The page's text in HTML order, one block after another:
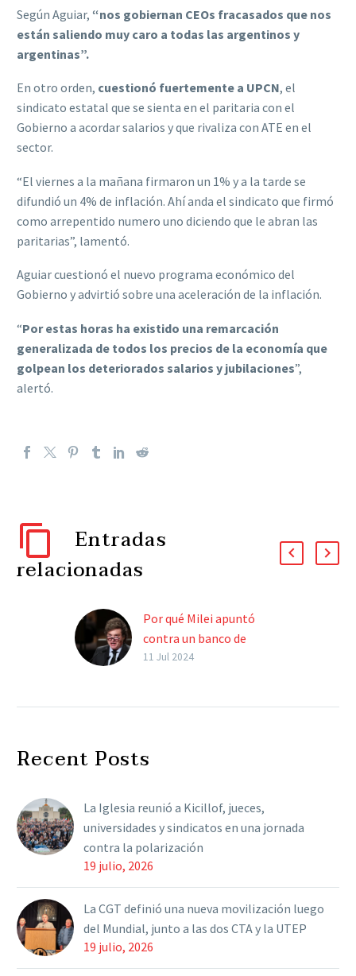
Según Aguiar, “nos gobiernan CEOs fracasados que nos
están saliendo muy caro a todas las argentinos y
argentinas”.
En otro orden, cuestionó fuertemente a UPCN, el
sindicato estatal que se sienta en el paritaria con el
Gobierno a acordar salarios y que rivaliza con ATE en el
sector.
“El viernes a la mañana firmaron un 1% y a la tarde se
difundió un 4% de inflación. Ahí anda el sindicato que firmó
como arrepentido numero uno diciendo que le abran las
paritarias”, lamentó.
Aguiar cuestionó el nuevo programa económico del
Gobierno y advirtió sobre una aceleración de la inflación.
“Por estas horas ha existido una remarcación
generalizada de todos los precios de la economía que
golpean los deteriorados salarios y jubilaciones”,
alertó.
Entradas
relacionadas
Por qué Milei apuntó
contra un banco de
“intento golpista”
170 aniversario…
11 Jul 2024
Recent Posts
La Iglesia reunió a Kicillof, jueces,
universidades y sindicatos en una jornada
contra la polarización
19 julio, 2026
La CGT definió una nueva movilización luego
del Mundial, junto a las dos CTA y la UTEP
19 julio, 2026